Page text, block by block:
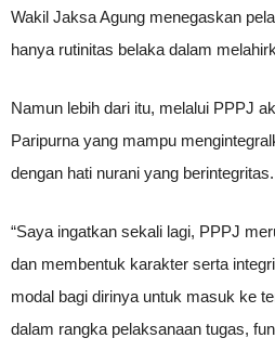
Wakil Jaksa Agung menegaskan
hanya rutinitas belaka dalam
Namun lebih dari itu, melalui PPPJ
Paripurna yang mampu
dengan hati nurani yang berintegritas.
“Saya ingatkan sekali lagi, PPPJ
dan membentuk karakter serta
modal bagi dirinya untuk masuk ke
dalam rangka pelaksanaan tugas,